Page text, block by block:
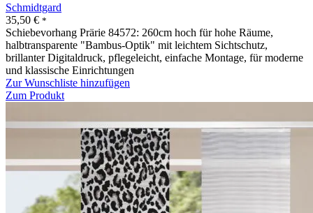
Schmidtgard
35,50 € *
Schiebevorhang Prärie 84572: 260cm hoch für hohe Räume,
halbtransparente "Bambus-Optik" mit leichtem Sichtschutz,
brillanter Digitaldruck, pflegeleicht, einfache Montage, für moderne
und klassische Einrichtungen
Zur Wunschliste hinzufügen
Zum Produkt